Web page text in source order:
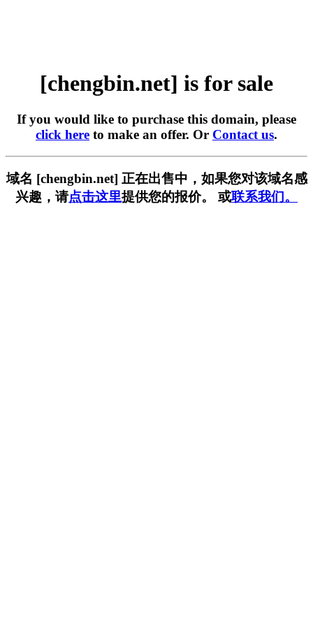
[chengbin.net] is for sale
If you would like to purchase this domain, please
click here to make an offer. Or Contact us.
域名 [chengbin.net] 正在出售中，如果您对该域名感
兴趣，请点击这里提供您的报价。 或联系我们。